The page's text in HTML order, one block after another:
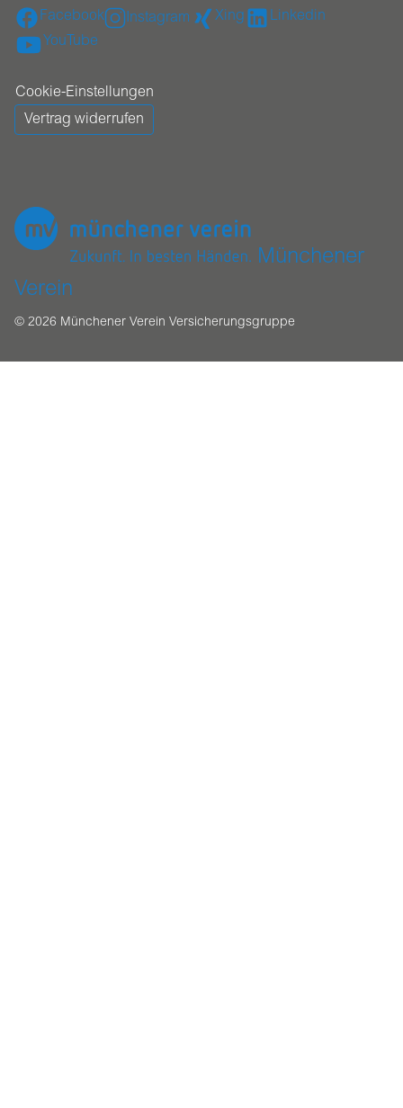
Facebook Instagram Xing
Linkedin
YouTube
Cookie-Einstellungen
Vertrag widerrufen
Münchener
Verein
© 2026 Münchener Verein Versicherungsgruppe